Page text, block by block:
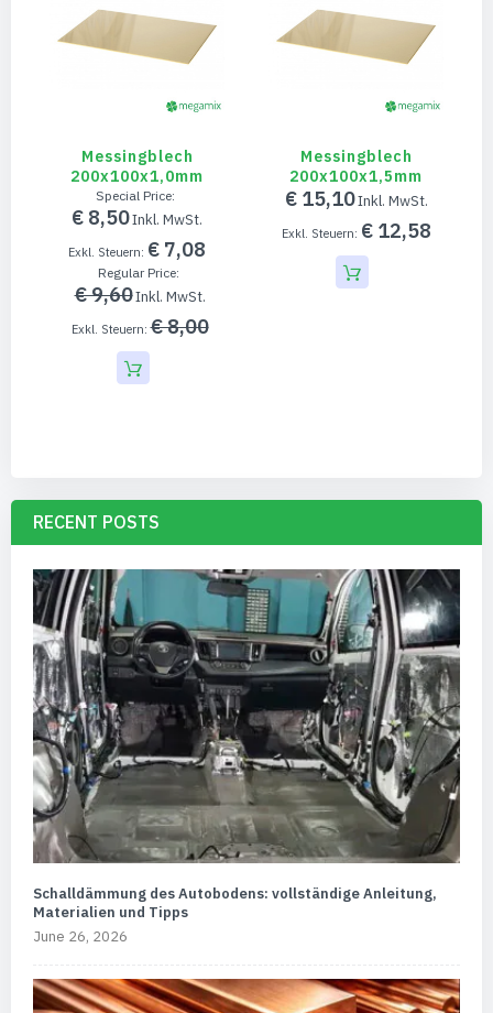
Messingblech
200x100x1,0mm
Special Price
€ 8,50
€ 7,08
Regular Price
€ 9,60
€ 8,00
Messingblech
200x100x1,5mm
€ 15,10
€ 12,58
RECENT POSTS
Schalldämmung des Autobodens: vollständige Anleitung,
Materialien und Tipps
June 26, 2026